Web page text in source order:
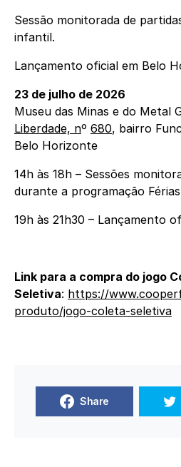
Sessão monitorada de
infantil.
Lançamento oficial em Belo
23 de julho de 2026
Museu das Minas e do Metal
Liberdade, nº 680, bairro
Belo Horizonte
14h às 18h – Sessões
durante a programação
19h às 21h30 – Lançamento
Link para a compra do jogo
Seletiva: https://
produto/jogo-coleta-seletiva
Share